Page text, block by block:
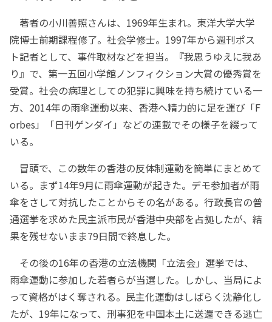
著者の小川善照さんは、1969年生まれ。東洋大学大学
院博士前期課程修了。社会学修士。1997年から週刊ポス
ト記者として、事件取材などを担当。『我思うゆえに我あ
り』で、第一五回小学館ノンフィクション大賞の優秀賞を
受賞。社会の病理としての犯罪に興味を持ち続けている一
方、2014年の雨傘運動以来、香港へ精力的に足を運び「F
orbes」「日刊ゲンダイ」などの連載でその様子を綴って
いる。
冒頭で、この数年の香港の反体制運動を簡単にまとめて
いる。まず14年9月に雨傘運動が起きた。デモ参加者が雨
傘をさして対抗したことからその名がある。行政長官の普
通選挙を求めた民主派市民が香港中央部を占拠したが、結
果を残せないまま79日間で終息した。
その後の16年の香港の立法機関「立法会」選挙では、
雨傘運動に参加した若者らが当選した。しかし、当局によ
って資格がはく奪される。民主化運動はしばらく沈静化し
たが、19年になって、刑事犯を中国本土に送還できる逃亡